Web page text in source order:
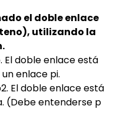
el doble enlace
utilizando la
El doble enlace está
enlace pi.
El doble enlace está
(Debe entenderse p